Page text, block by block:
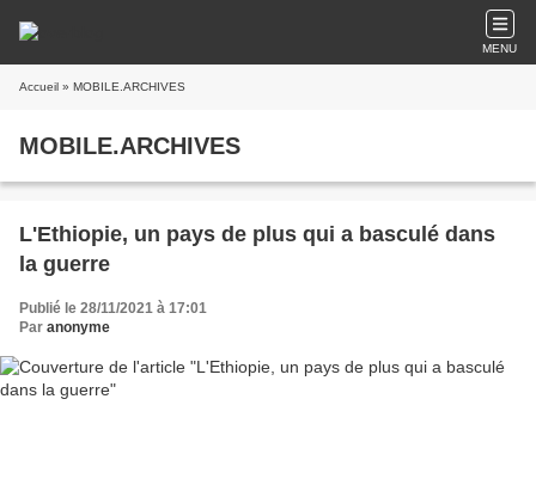
MENU
Accueil » MOBILE.ARCHIVES
MOBILE.ARCHIVES
L'Ethiopie, un pays de plus qui a basculé dans
la guerre
Publié le 28/11/2021 à 17:01
Par anonyme